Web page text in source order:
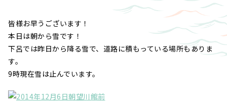
皆様お早うございます！
本日は朝から雪です！
下呂では昨日から降る雪で、道路に積もっている場所もありま
す。
9時現在雪は止んでいます。